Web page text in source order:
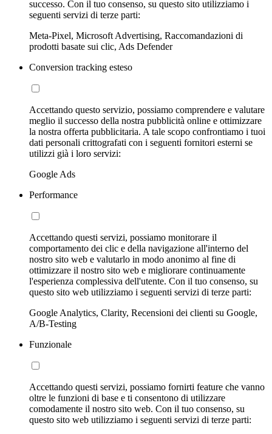
successo. Con il tuo consenso, su questo sito utilizziamo i
seguenti servizi di terze parti:
Meta-Pixel, Microsoft Advertising, Raccomandazioni di
prodotti basate sui clic, Ads Defender
Conversion tracking esteso
Accettando questo servizio, possiamo comprendere e valutare
meglio il successo della nostra pubblicità online e ottimizzare
la nostra offerta pubblicitaria. A tale scopo confrontiamo i tuoi
dati personali crittografati con i seguenti fornitori esterni se
utilizzi già i loro servizi:
Google Ads
Performance
Accettando questi servizi, possiamo monitorare il
comportamento dei clic e della navigazione all'interno del
nostro sito web e valutarlo in modo anonimo al fine di
ottimizzare il nostro sito web e migliorare continuamente
l'esperienza complessiva dell'utente. Con il tuo consenso, su
questo sito web utilizziamo i seguenti servizi di terze parti:
Google Analytics, Clarity, Recensioni dei clienti su Google,
A/B-Testing
Funzionale
Accettando questi servizi, possiamo fornirti feature che vanno
oltre le funzioni di base e ti consentono di utilizzare
comodamente il nostro sito web. Con il tuo consenso, su
questo sito web utilizziamo i seguenti servizi di terze parti: